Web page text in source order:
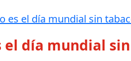
es el día mundial sin
el día mundial